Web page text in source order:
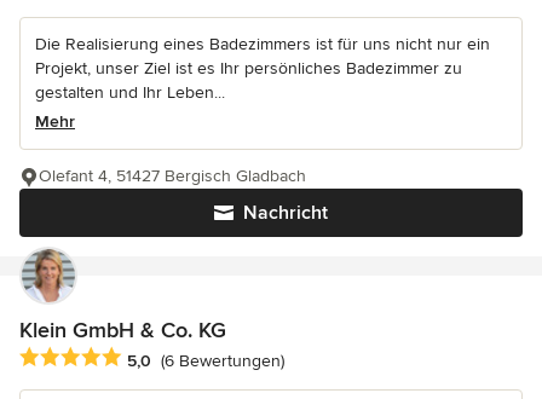
Die Realisierung eines Badezimmers ist für uns nicht nur ein
Projekt, unser Ziel ist es Ihr persönliches Badezimmer zu
gestalten und Ihr Leben...
Mehr
Nachricht
Olefant 4, 51427 Bergisch Gladbach
Klein GmbH & Co. KG
Durchschnittliche Bewertung: 5 von 5 Sternen
5,0 (6 Bewertungen)